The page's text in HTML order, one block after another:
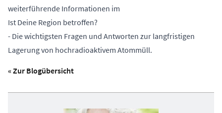
weiterführende Informationen im
Ist Deine Region betroffen?
- Die wichtigsten Fragen und Antworten zur langfristigen
Lagerung von hochradioaktivem Atommüll.
« Zur Blogübersicht